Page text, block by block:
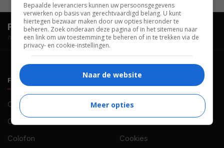
FilmTotaal.Hét online filmoverzicht.
hosted by
FILMTOTAAL
Contact
Over ons
Colofon
Privacy
Cookies
Bepaalde leveranciers kunnen uw persoonsgegevens
verwerken op basis van gerechtvaardigd belang. U kunt
hiertegen bezwaar maken door uw opties hieronder te
beheren. Zoek onderaan deze pagina of in het sitemenu naar
een link om uw toestemming te beheren of in te trekken via de
privacy- en cookie-instellingen.
Naar de website
Meer opties